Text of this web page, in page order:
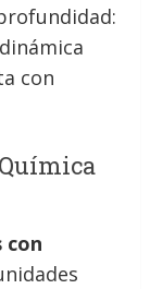
con
con